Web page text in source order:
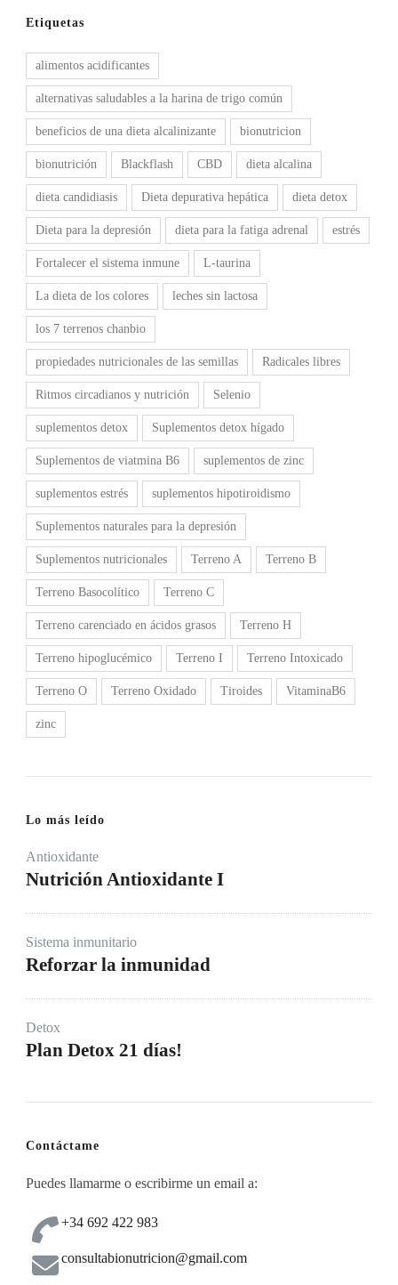
Etiquetas
alimentos acidificantes
alternativas saludables a la harina de trigo común
beneficios de una dieta alcalinizante bionutricion
bionutrición Blackflash CBD dieta alcalina
dieta candidiasis Dieta depurativa hepática dieta detox
Dieta para la depresión dieta para la fatiga adrenal estrés
Fortalecer el sistema inmune L-taurina
La dieta de los colores leches sin lactosa
los 7 terrenos chanbio
propiedades nutricionales de las semillas Radicales libres
Ritmos circadianos y nutrición Selenio
suplementos detox Suplementos detox hígado
Suplementos de viatmina B6 suplementos de zinc
suplementos estrés suplementos hipotiroidismo
Suplementos naturales para la depresión
Suplementos nutricionales Terreno A Terreno B
Terreno Basocolítico Terreno C
Terreno carenciado en ácidos grasos Terreno H
Terreno hipoglucémico Terreno I Terreno Intoxicado
Terreno O Terreno Oxidado Tiroides VitaminaB6
zinc
Lo más leído
Antioxidante
Nutrición Antioxidante I
Sistema inmunitario
Reforzar la inmunidad
Detox
Plan Detox 21 días!
Contáctame
Puedes llamarme o escribirme un email a:
+34 692 422 983
consultabionutricion@gmail.com